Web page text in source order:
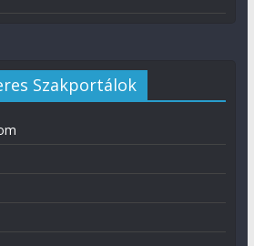
Szakportálok